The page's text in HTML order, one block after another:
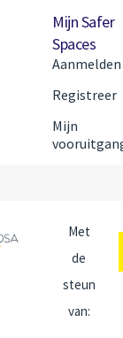
Mijn Safer
Spaces
Aanmelden
Registreer
Mijn
Met
de
steun
van: